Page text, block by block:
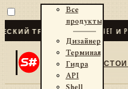
ТРЕЙДИНГ ДЛЯ .NET И
Все
продукты
Дизайнер
Терминал
Гидра
API